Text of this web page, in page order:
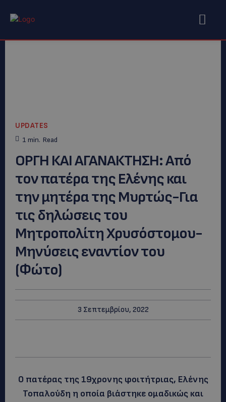
UPDATES
1 min. Read
ΟΡΓΗ ΚΑΙ ΑΓΑΝΑΚΤΗΣΗ: Aπό
τον πατέρα της Ελένης και
την μητέρα της Μυρτώς-Για
τις δηλώσεις του
Μητροπολίτη Χρυσόστομου-
Μηνύσεις εναντίον του
(Φώτο)
3 Σεπτεμβρίου, 2022
Ο πατέρας της 19χρονης φοιτήτριας, Ελένης
Τοπαλούδη η οποία βιάστηκε ομαδικώς και